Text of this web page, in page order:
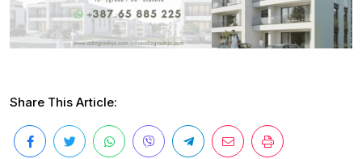
Share This Article: